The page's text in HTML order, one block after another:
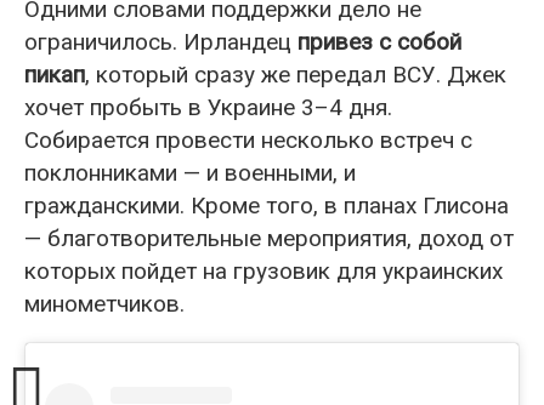
Одними словами поддержки дело не
ограничилось. Ирландец привез с собой
пикап, который сразу же передал ВСУ. Джек
хочет пробыть в Украине 3–4 дня.
Собирается провести несколько встреч с
поклонниками — и военными, и
гражданскими. Кроме того, в планах Глисона
— благотворительные мероприятия, доход от
которых пойдет на грузовик для украинских
минометчиков.